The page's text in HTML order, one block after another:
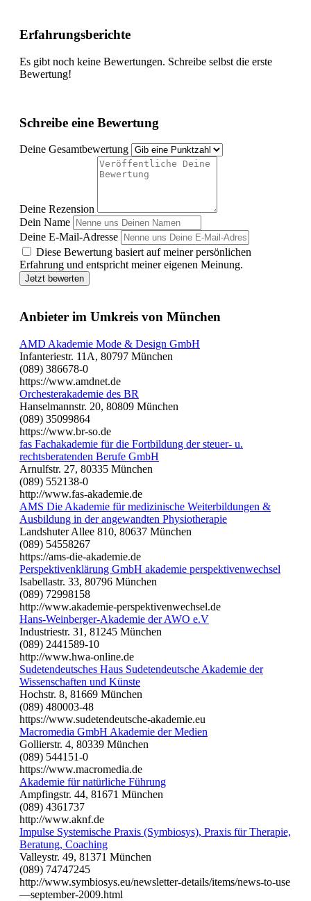
Erfahrungsberichte
Es gibt noch keine Bewertungen. Schreibe selbst die erste
Bewertung!
Schreibe eine Bewertung
Deine Gesamtbewertung
Deine Rezension
Dein Name
Deine E-Mail-Adresse
Diese Bewertung basiert auf meiner persönlichen
Erfahrung und entspricht meiner eigenen Meinung.
Jetzt bewerten
Anbieter im Umkreis von München
AMD Akademie Mode & Design GmbH
Infanteriestr. 11A, 80797 München
(089) 386678-0
https://www.amdnet.de
Orchesterakademie des BR
Hanselmannstr. 20, 80809 München
(089) 35099864
https://www.br-so.de
fas Fachakademie für die Fortbildung der steuer- u.
rechtsberatenden Berufe GmbH
Arnulfstr. 27, 80335 München
(089) 552138-0
http://www.fas-akademie.de
AMS Die Akademie für medizinische Weiterbildungen &
Ausbildung in der angewandten Physiotherapie
Landshuter Allee 810, 80637 München
(089) 54558267
https://ams-die-akademie.de
Perspektivenklärung GmbH akademie perspektivenwechsel
Isabellastr. 33, 80796 München
(089) 72998158
http://www.akademie-perspektivenwechsel.de
Hans-Weinberger-Akademie der AWO e.V
Industriestr. 31, 81245 München
(089) 2441589-10
http://www.hwa-online.de
Sudetendeutsches Haus Sudetendeutsche Akademie der
Wissenschaften und Künste
Hochstr. 8, 81669 München
(089) 480003-48
https://www.sudetendeutsche-akademie.eu
Macromedia GmbH Akademie der Medien
Gollierstr. 4, 80339 München
(089) 544151-0
https://www.macromedia.de
Akademie für natürliche Führung
Ampfingstr. 44, 81671 München
(089) 4361737
http://www.aknf.de
Impulse Systemische Praxis (Symbiosys), Praxis für Therapie,
Beratung, Coaching
Valleystr. 49, 81371 München
(089) 74747245
http://www.symbiosys.eu/newsletter-details/items/news-to-use
—september-2009.html